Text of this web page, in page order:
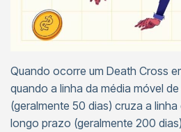
Quando ocorre um Death Cross
quando a linha da média móvel
(geralmente 50 dias) cruza a
longo prazo (geralmente 200